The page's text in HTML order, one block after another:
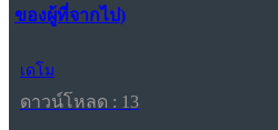
ของผู้ที่จากไป)
เดโม
ดาวน์โหลด : 13